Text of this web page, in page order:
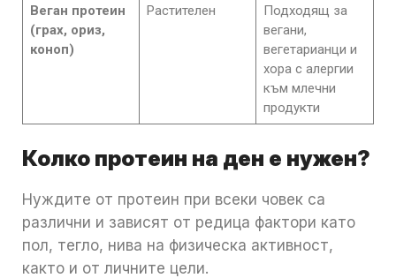
Веган протеин
(грах, ориз,
коноп)
Растителен
Подходящ за
вегани,
вегетарианци и
хора с алергии
към млечни
продукти
Колко протеин на ден е нужен?
Нуждите от протеин при всеки човек са
различни и зависят от редица фактори като
пол, тегло, нива на физическа активност,
както и от личните цели.